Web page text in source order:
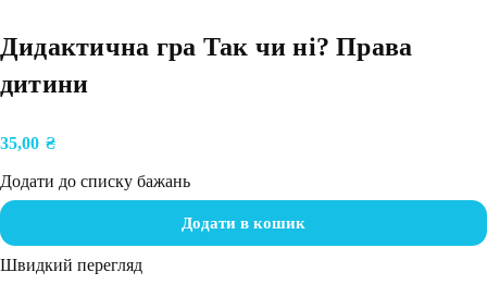
Дидактична гра Так чи ні? Права
дитини
35,00 ₴
Додати до списку бажань
Додати в кошик
Швидкий перегляд